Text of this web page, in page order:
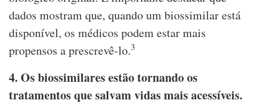
dados mostram que, quando um biossimilar está
disponível, os médicos podem estar mais
propensos a prescrevê-lo.3
4. Os biossimilares estão tornando os
tratamentos que salvam vidas mais acessíveis.